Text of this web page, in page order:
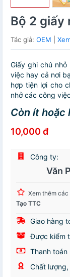
Bộ 2 giấy
Tác giả: OEM
Giấy ghi chú
việc hay cả nơi
hợp tiện lợi cho
nhở các công
Còn ít hoặc
10,000 đ
Công ty:
Văn
Xem thêm
Tạo TTC
Giao hàng
Được kiểm
Thanh toán
Chất